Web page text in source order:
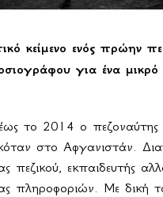
κείμενο ενός πρώην
για ένα
το 2014 ο πεζοναύτης
στο Αφγανιστάν.
πεζικού, εκπαιδευτής
πληροφοριών. Με δική